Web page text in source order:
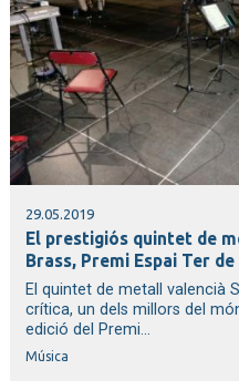
29.05.2019
El prestigiós quintet de
Brass, Premi Espai Ter
El quintet de metall valencià
crítica, un dels millors del
edició del Premi...
Música